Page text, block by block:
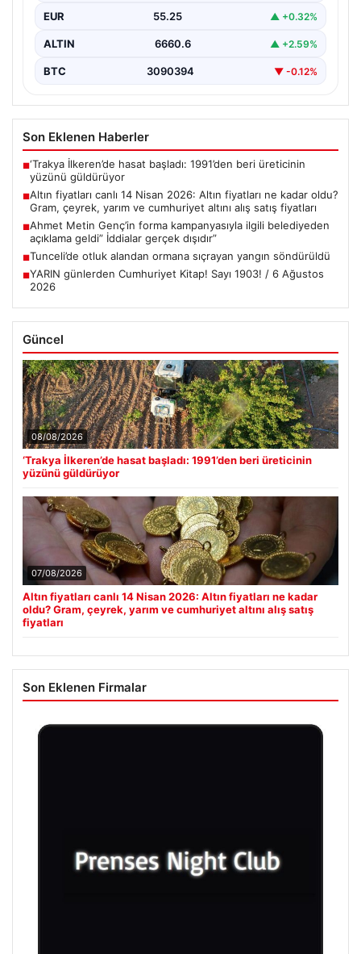
{"title": "14 Nisan 2026 Güncel Altın Fiyatları: Gram,
Çeyrek, Yarım ve Cumhuriyet Altını Satış…
EUR 55.25 ▲ +0.32%
ALTIN 6660.6 ▲ +2.59%
BTC 3090394 ▼ -0.12%
Son Eklenen Haberler
■‘Trakya İlkeren’de hasat başladı: 1991’den beri üreticinin
yüzünü güldürüyor
■Altın fiyatları canlı 14 Nisan 2026: Altın fiyatları ne kadar oldu?
Gram, çeyrek, yarım ve cumhuriyet altını alış satış fiyatları
■Ahmet Metin Genç’in forma kampanyasıyla ilgili belediyeden
açıklama geldi” İddialar gerçek dışıdır”
■Tunceli’de otluk alandan ormana sıçrayan yangın söndürüldü
■YARIN günlerden Cumhuriyet Kitap! Sayı 1903! / 6 Ağustos
2026
Güncel
08/08/2026
‘Trakya İlkeren’de hasat başladı: 1991’den beri üreticinin
yüzünü güldürüyor
07/08/2026
Altın fiyatları canlı 14 Nisan 2026: Altın fiyatları ne kadar
oldu? Gram, çeyrek, yarım ve cumhuriyet altını alış satış
fiyatları
Son Eklenen Firmalar